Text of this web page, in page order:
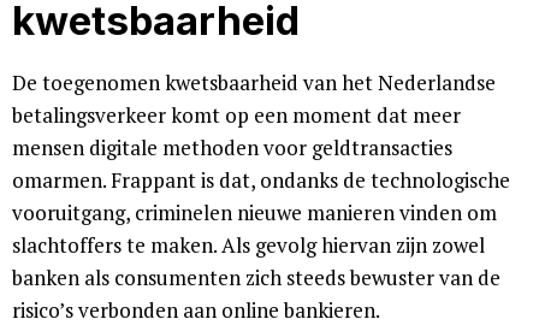
kwetsbaarheid
De toegenomen kwetsbaarheid van het Nederlandse
betalingsverkeer komt op een moment dat meer
mensen digitale methoden voor geldtransacties
omarmen. Frappant is dat, ondanks de technologische
vooruitgang, criminelen nieuwe manieren vinden om
slachtoffers te maken. Als gevolg hiervan zijn zowel
banken als consumenten zich steeds bewuster van de
risico’s verbonden aan online bankieren.